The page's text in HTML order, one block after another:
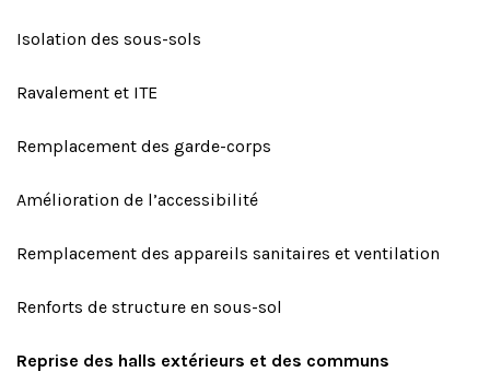
Isolation des sous-sols
Ravalement et ITE
Remplacement des garde-corps
Amélioration de l’accessibilité
Remplacement des appareils sanitaires et ventilation
Renforts de structure en sous-sol
Reprise des halls extérieurs et des communs